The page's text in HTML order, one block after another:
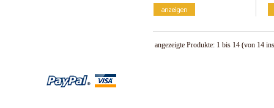
angezeigte Produkte: 1 bis 14 (von 14